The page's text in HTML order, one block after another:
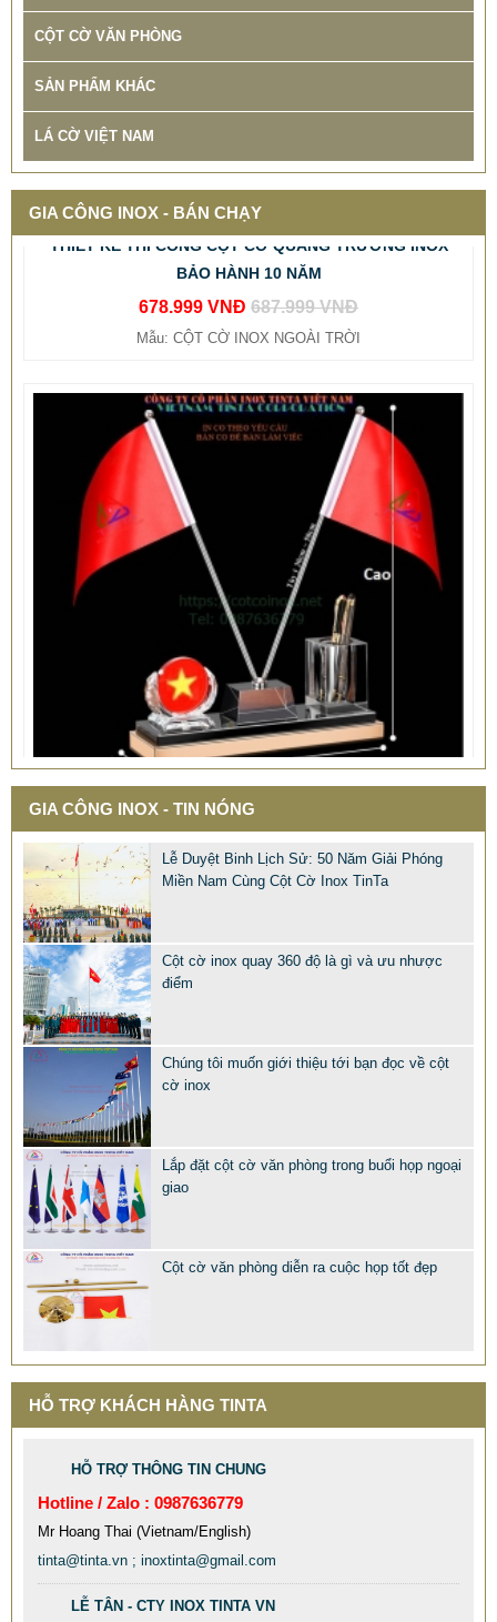
CỘT CỜ VĂN PHÒNG
SẢN PHẨM KHÁC
LÁ CỜ VIỆT NAM
GIA CÔNG INOX - BÁN CHẠY
THIẾT KẾ THI CÔNG CỘT CỜ QUẢNG TRƯỜNG INOX
678.999 VNĐ687.999 VNĐ
QUÀ TẶNG Ý NGHĨA CHO SẾP – ĐỘC LẠ, SANG TRỌNG -
CỜ ĐỂ BÀN & HỘP BÚT CAO CẤP
2.986.860 VNĐ
Mẫu: QUA TANG Y NGHIA CHO SEP
MẪU XE ĐẨY INOX ĐẸP GIÁ RẺ - XE ĐẨY HÀNH LÝ SÂN
9.577.900 VNĐ9.757.900 VNĐ
GIA CÔNG INOX - TIN NÓNG
Lễ Duyệt Binh Lịch Sử: 50 Năm Giải Phóng
Miền Nam Cùng Cột Cờ Inox TinTa
Cột cờ inox quay 360 độ là gì và ưu nhược
điểm
Chúng tôi muốn giới thiệu tới bạn đọc về cột
cờ inox
Lắp đặt cột cờ văn phòng trong buổi họp ngoại
giao
Cột cờ văn phòng diễn ra cuộc họp tốt đẹp
HỖ TRỢ KHÁCH HÀNG TINTA
HỖ TRỢ THÔNG TIN CHUNG
Hotline / Zalo : 0987636779
Mr Hoang Thai (Vietnam/English)
tinta@tinta.vn ; inoxtinta@gmail.com
LỄ TÂN - CTY INOX TINTA VN